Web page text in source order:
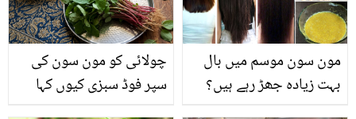
چولائی کو مون سون کی
سپر فوڈ سبزی کیوں کہا
مون سون موسم میں بال
بہت زیادہ جھڑ رہے ہیں؟